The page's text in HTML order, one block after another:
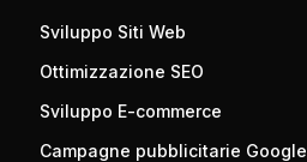
Sviluppo Siti Web
Ottimizzazione SEO
Sviluppo E-commerce
Campagne pubblicitarie